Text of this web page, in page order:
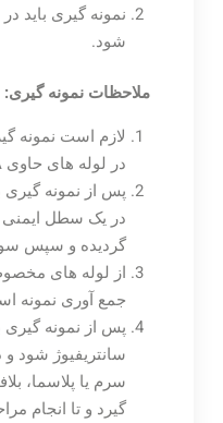
نمونه گیری باید
شود.
ملاحظات نمونه گیری:
لازم است نمونه
در لوله های حاوی EDTA صورت گیرد.
پس از نمونه
گردیده و سپس
از لوله های
جمع آوری نمونه
پس از نمونه گیری
سانتریفیوژ شود
سرم یا پلاسما،
گیرد و تا انجام